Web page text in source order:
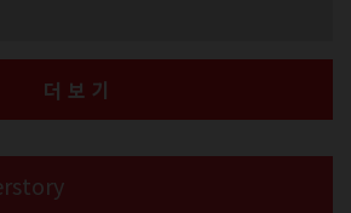
더보기